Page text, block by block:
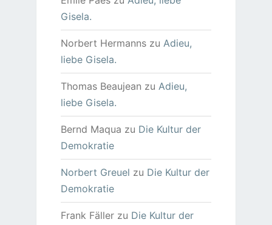
Gisela.
Norbert Hermannszu Adieu,
liebe Gisela.
Thomas Beaujean zu Adieu,
liebe Gisela.
Bernd Maqua zu Die Kultur der
Demokratie
Norbert Greuel zu Die Kultur der
Demokratie
Frank Fällerzu Die Kultur der